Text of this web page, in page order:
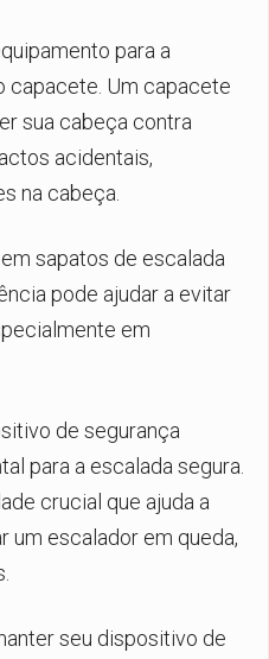
para a
capacete. Um capacete
sua cabeça contra
acidentais,
na cabeça.
sapatos de escalada
pode ajudar a evitar
em
de segurança
para a escalada segura.
crucial que ajuda a
um escalador em queda,
seu dispositivo de